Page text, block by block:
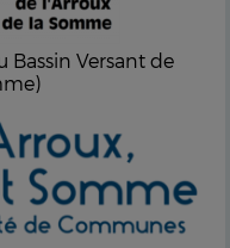
Bassin Versant de